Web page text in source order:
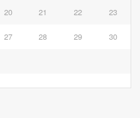
20 21 22 23
27 28 29 30